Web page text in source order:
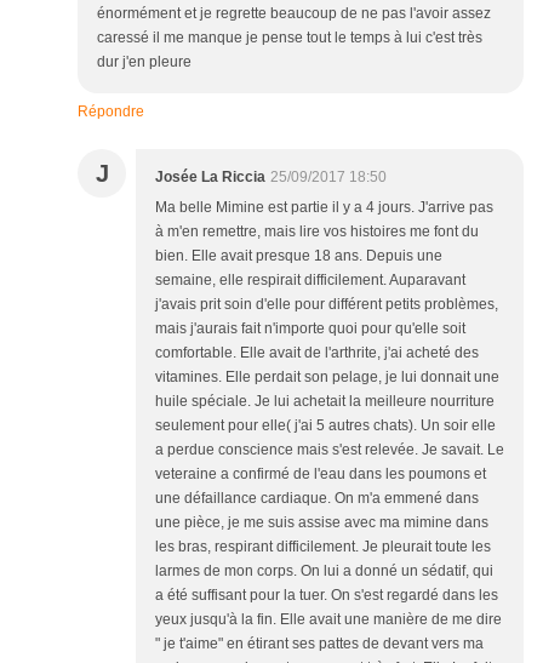
énormément et je regrette beaucoup de ne pas l'avoir assez
caressé il me manque je pense tout le temps à lui c'est très
dur j'en pleure
Répondre
J Josée La Riccia 25/09/2017 18:50
Ma belle Mimine est partie il y a 4 jours. J'arrive pas
à m'en remettre, mais lire vos histoires me font du
bien. Elle avait presque 18 ans. Depuis une
semaine, elle respirait difficilement. Auparavant
j'avais prit soin d'elle pour différent petits problèmes,
mais j'aurais fait n'importe quoi pour qu'elle soit
comfortable. Elle avait de l'arthrite, j'ai acheté des
vitamines. Elle perdait son pelage, je lui donnait une
huile spéciale. Je lui achetait la meilleure nourriture
seulement pour elle( j'ai 5 autres chats). Un soir elle
a perdue conscience mais s'est relevée. Je savait. Le
veteraine a confirmé de l'eau dans les poumons et
une défaillance cardiaque. On m'a emmené dans
une pièce, je me suis assise avec ma mimine dans
les bras, respirant difficilement. Je pleurait toute les
larmes de mon corps. On lui a donné un sédatif, qui
a été suffisant pour la tuer. On s'est regardé dans les
yeux jusqu'à la fin. Elle avait une manière de me dire
" je t'aime" en étirant ses pattes de devant vers ma